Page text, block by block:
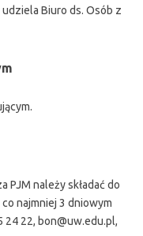
Biuro ds. Osób z
PJM należy składać do
najmniej 3 dniowym
22, bon@uw.edu.pl,